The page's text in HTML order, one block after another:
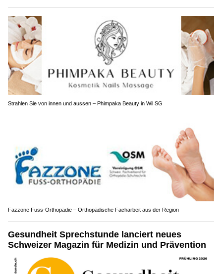
Strahlen Sie von innen und aussen – Phimpaka Beauty in Wil SG
Fazzone Fuss-Orthopädie – Orthopädische Facharbeit aus der Region
Gesundheit Sprechstunde lanciert neues
Schweizer Magazin für Medizin und Prävention